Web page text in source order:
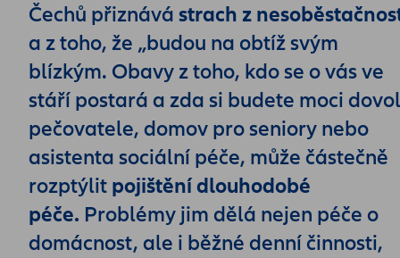
Čechů přiznává strach z
a z toho, že „budou na obtíž svým
blízkým. Obavy z toho, kdo se o vás ve
stáří postará a zda si budete moci
pečovatele, domov pro seniory nebo
asistenta sociální péče, může částečně
rozptýlit pojištění dlouhodobé
péče. Problémy jim dělá nejen péče o
domácnost, ale i běžné denní činnosti,